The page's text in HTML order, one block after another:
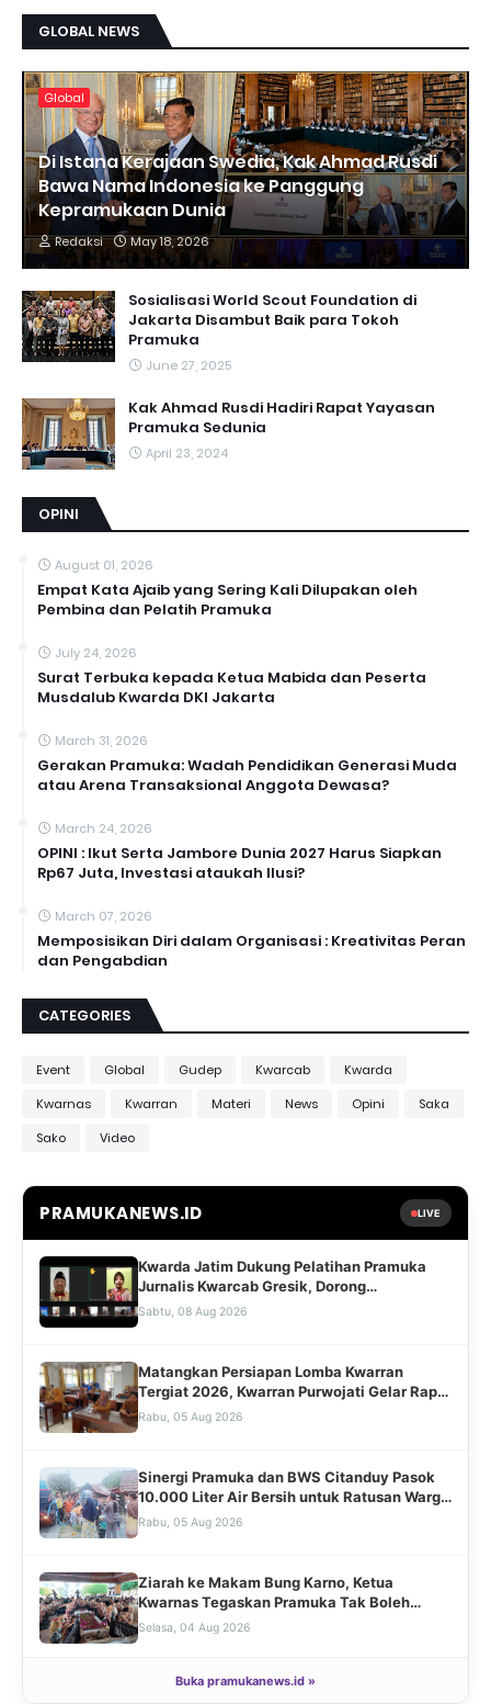
GLOBAL NEWS
Global
Di Istana Kerajaan Swedia, Kak Ahmad Rusdi
Bawa Nama Indonesia ke Panggung
Kepramukaan Dunia
Redaksi May 18, 2026
Sosialisasi World Scout Foundation di
Jakarta Disambut Baik para Tokoh
Pramuka
June 27, 2025
Kak Ahmad Rusdi Hadiri Rapat Yayasan
Pramuka Sedunia
April 23, 2024
OPINI
August 01, 2026
Empat Kata Ajaib yang Sering Kali Dilupakan oleh
Pembina dan Pelatih Pramuka
July 24, 2026
Surat Terbuka kepada Ketua Mabida dan Peserta
Musdalub Kwarda DKI Jakarta
March 31, 2026
Gerakan Pramuka: Wadah Pendidikan Generasi Muda
atau Arena Transaksional Anggota Dewasa?
March 24, 2026
OPINI : Ikut Serta Jambore Dunia 2027 Harus Siapkan
Rp67 Juta, Investasi ataukah Ilusi?
March 07, 2026
Memposisikan Diri dalam Organisasi : Kreativitas Peran
dan Pengabdian
CATEGORIES
Event Global Gudep Kwarcab
Kwarda
Kwarnas
Kwarran Materi News Opini
Saka
Sako
Video
PRAMUKANEWS.ID LIVE
Kwarda Jatim Dukung Pelatihan Pramuka
Jurnalis Kwarcab Gresik, Dorong
Transformasi Digital dan Penguatan
Sabtu, 08 Aug 2026
Matangkan Persiapan Lomba Kwarran
Tergiat 2026, Kwarran Purwojati Gelar Rapat
Koordinasi Bersama Jajaran Pengurus dan
Rabu, 05 Aug 2026
Sinergi Pramuka dan BWS Citanduy Pasok
10.000 Liter Air Bersih untuk Ratusan Warga
Cingebul
Rabu, 05 Aug 2026
Ziarah ke Makam Bung Karno, Ketua
Kwarnas Tegaskan Pramuka Tak Boleh
Kehilangan Akar Sejarah
Selasa, 04 Aug 2026
Kwarnas dan Kwarda Jatim Satukan
Buka pramukanews.id »